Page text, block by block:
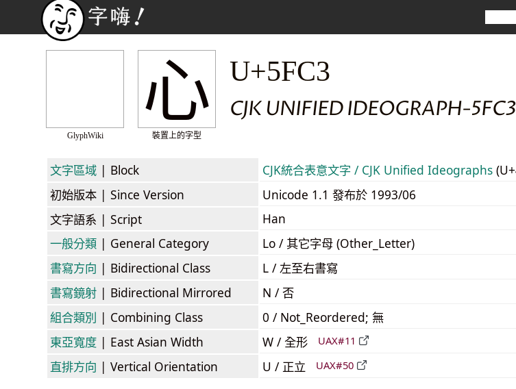
GlyphWiki
心
裝置上的字型
U+5FC3
CJK UNIFIED IDEOGRAPH-5FC3
文字區域 | Block CJK統合表意文字 / CJK Unified Ideographs
初始版本 | Since Version
Unicode 1.1 發布於 1993/06
文字語系 | Script
Han
一般分類 | General Category
Lo / 其它字母 (Other_Letter)
書寫方向 | Bidirectional Class
L / 左至右書寫
書寫鏡射 | Bidirectional Mirrored
N / 否
組合類別 | Combining Class
0 / Not_Reordered; 無
東亞寬度 | East Asian Width W / 全形 UAX#11
直排方向 | Vertical Orientation U / 正立 UAX#50